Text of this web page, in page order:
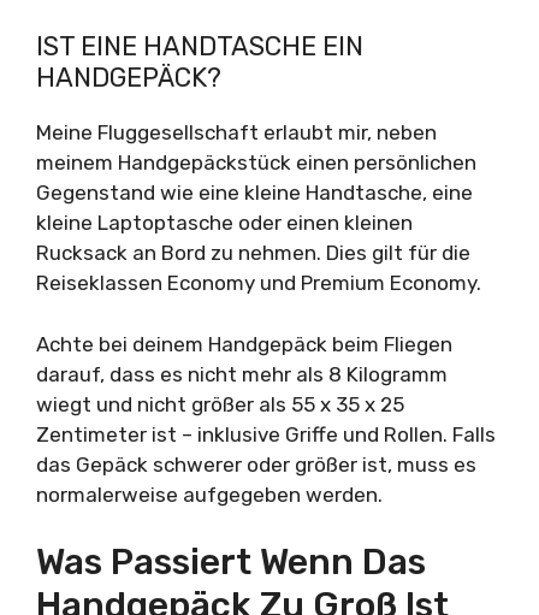
IST EINE HANDTASCHE EIN
HANDGEPÄCK?
Meine Fluggesellschaft erlaubt mir, neben
meinem Handgepäckstück einen persönlichen
Gegenstand wie eine kleine Handtasche, eine
kleine Laptoptasche oder einen kleinen
Rucksack an Bord zu nehmen. Dies gilt für die
Reiseklassen Economy und Premium Economy.
Achte bei deinem Handgepäck beim Fliegen
darauf, dass es nicht mehr als 8 Kilogramm
wiegt und nicht größer als 55 x 35 x 25
Zentimeter ist – inklusive Griffe und Rollen. Falls
das Gepäck schwerer oder größer ist, muss es
normalerweise aufgegeben werden.
Was Passiert Wenn Das
Handgepäck Zu Groß Ist